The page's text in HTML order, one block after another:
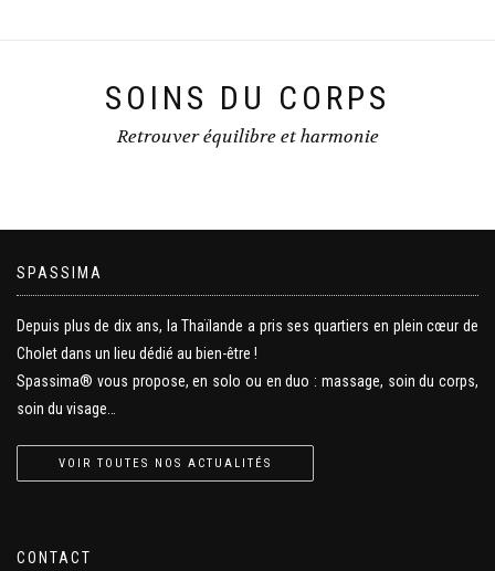
SOINS DU CORPS
Retrouver équilibre et harmonie
SPASSIMA
Depuis plus de dix ans, la Thaïlande a pris ses quartiers en plein cœur de
Cholet dans un lieu dédié au bien-être !
Spassima® vous propose, en solo ou en duo : massage, soin du corps,
soin du visage…
VOIR TOUTES NOS ACTUALITÉS
CONTACT